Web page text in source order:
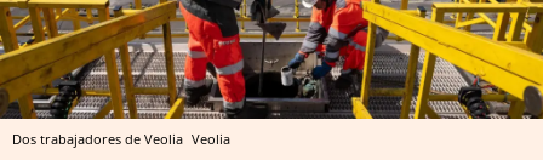
Dos trabajadores de Veolia Veolia